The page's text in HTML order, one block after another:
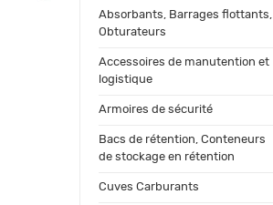
Absorbants, Barrages flottants,
Obturateurs
Accessoires de manutention et
logistique
Armoires de sécurité
Bacs de rétention, Conteneurs
de stockage en rétention
Cuves Carburants